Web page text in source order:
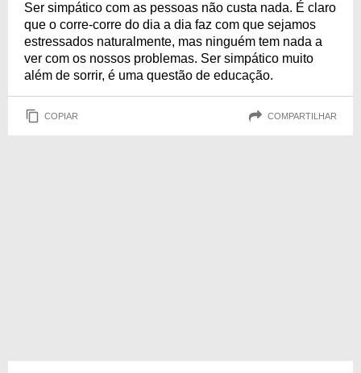
Ser simpático com as pessoas não custa nada. É claro
que o corre-corre do dia a dia faz com que sejamos
estressados naturalmente, mas ninguém tem nada a
ver com os nossos problemas. Ser simpático muito
além de sorrir, é uma questão de educação.
COPIAR COMPARTILHAR